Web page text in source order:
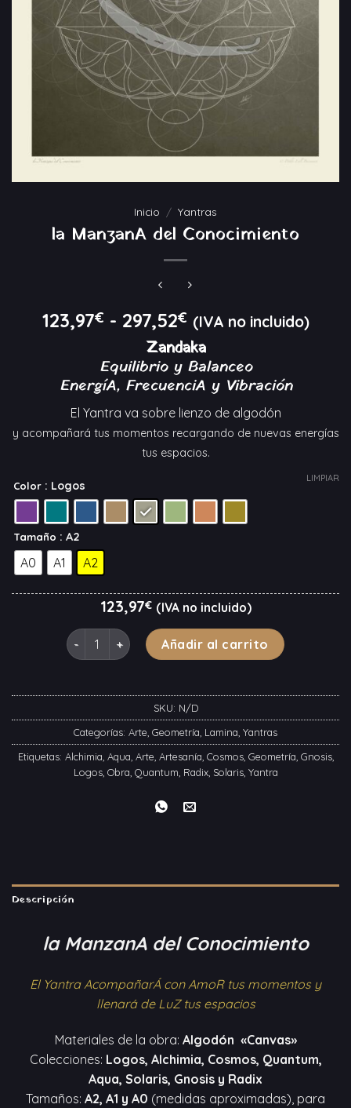
Inicio / Yantras
la ManzanA del Conocimiento
123,97€ - 297,52€Rango
de
precios:
desde
123,97€
hasta
297,52€
(IVA no incluido)
Zandaka
Equilibrio y Balanceo
EnergíA, FrecuenciA y Vibración
El Yantra va sobre lienzo de algodón
y acompañará tus momentos recargando de nuevas energías
tus espacios.
Color : Logos
Tamaño : A2
A0 A1 A2
LIMPIAR
123,97€ (IVA no incluido)
la ManzanA del Conocimiento cantidad
Añadir al carrito
SKU: N/D
Categorías: Arte Geometría Lamina Yantras
Etiquetas: Alchimia Aqua Arte Artesanía Cosmos, Geometría Gnosis,
Logos, Obra Quantum Radix, Solaris, Yantra
Descripción
la ManzanA del Conocimiento
El Yantra AcompañarÁ con AmoR tus momentos y
llenará de LuZ tus espacios
Materiales de la obra: Algodón «Canvas»
Colecciones: Logos, Alchimia, Cosmos, Quantum,
Aqua, Solaris, Gnosis y Radix
Tamaños: A2, A1 y A0 (medidas aproximadas), para